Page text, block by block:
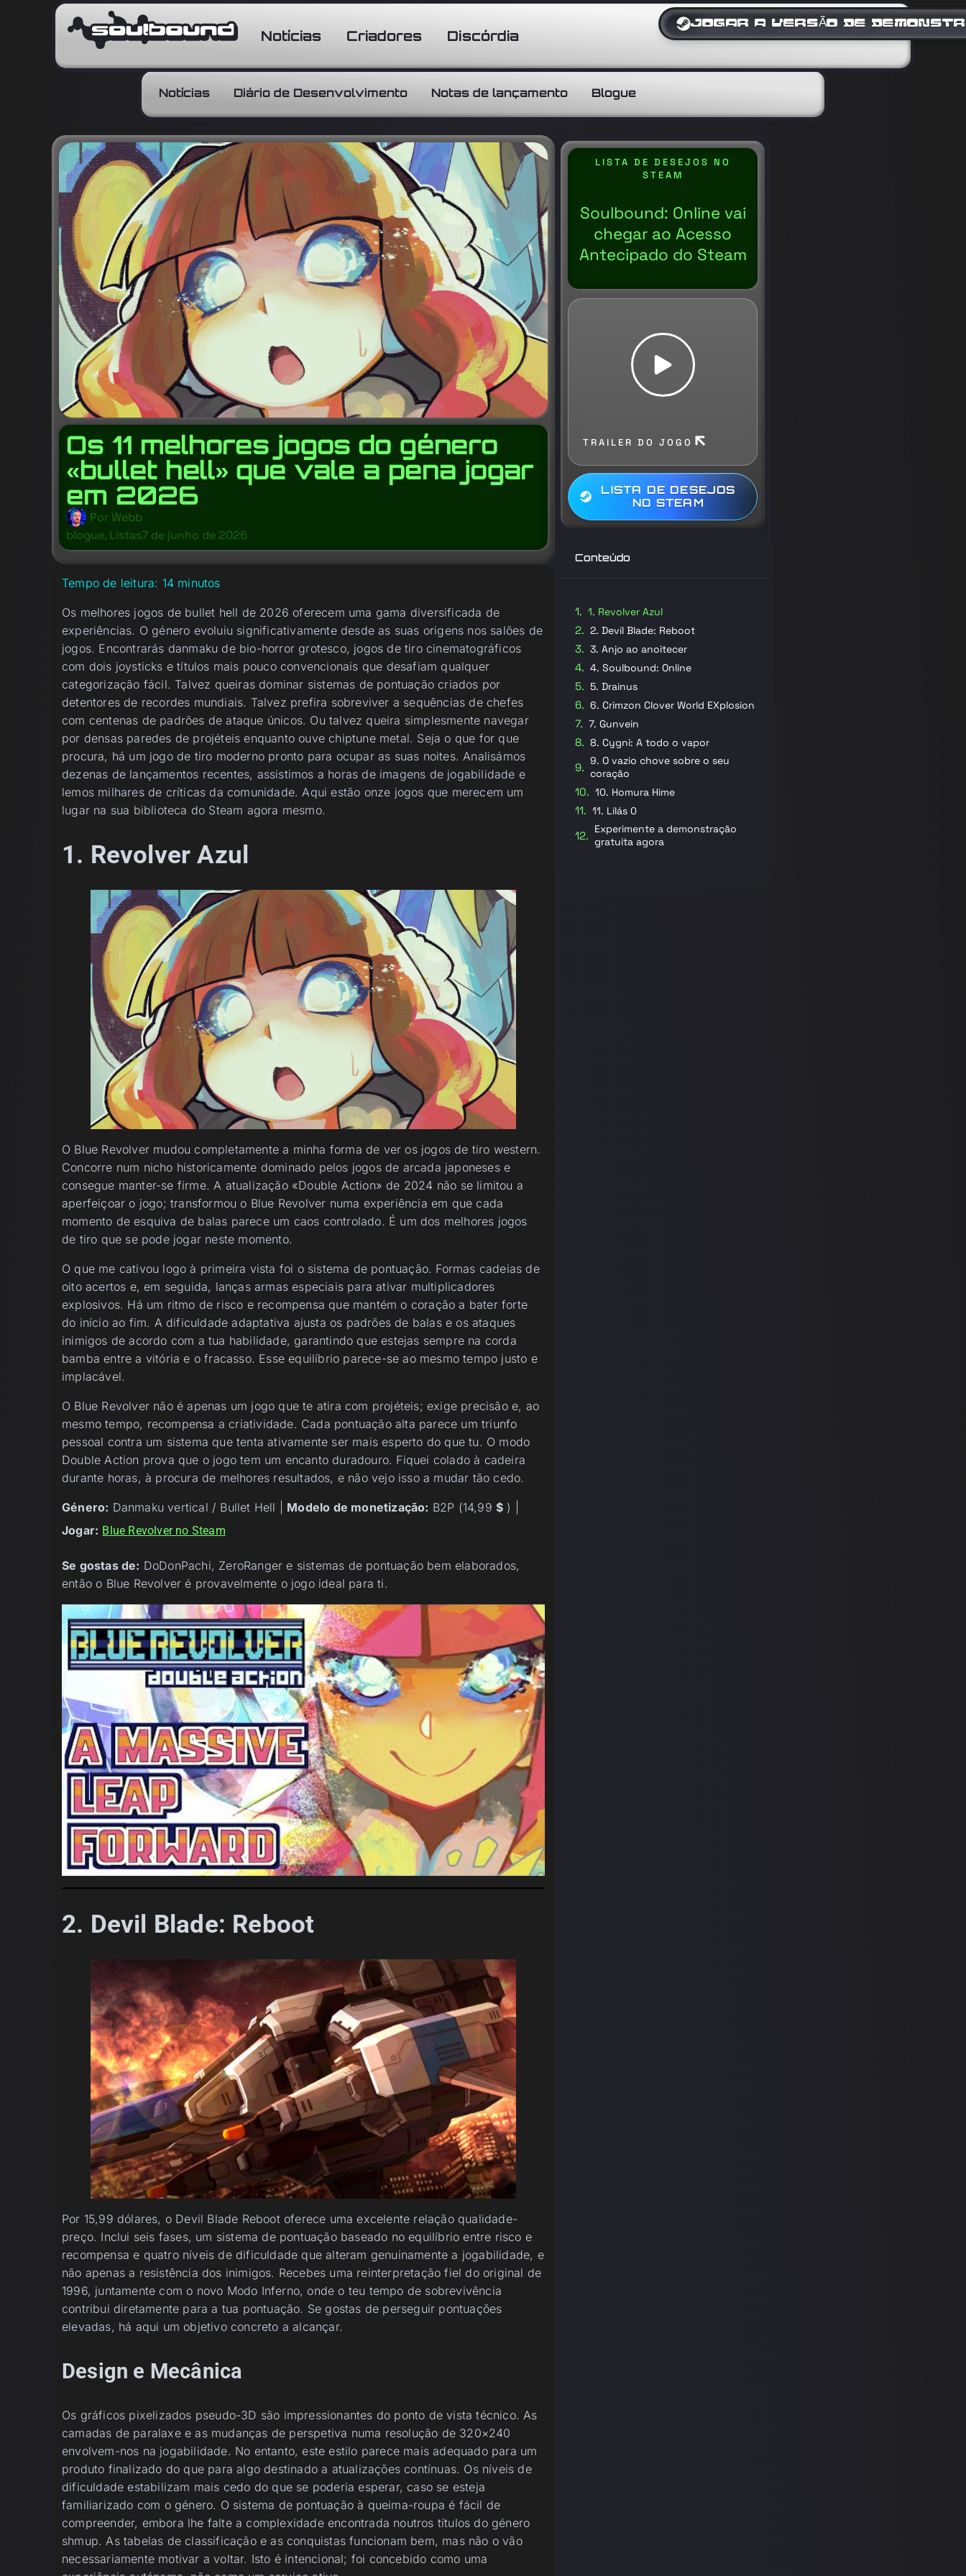
Notícias Criadores Discórdia
JOGAR A VERSÃO DE
Notícias Diário de Desenvolvimento Notas de lançamento Blogue
Os 11 melhores jogos do género
«bullet hell» que vale a pena jogar
em 2026
Por Webb
blogue, Listas7 de junho de 2026
Tempo de leitura: 14 minutos
Os melhores jogos de bullet hell de 2026 oferecem uma gama diversificada de
experiências. O género evoluiu significativamente desde as suas origens nos salões de
jogos. Encontrarás danmaku de bio-horror grotesco, jogos de tiro cinematográficos
com dois joysticks e títulos mais pouco convencionais que desafiam qualquer
categorização fácil. Talvez queiras dominar sistemas de pontuação criados por
detentores de recordes mundiais. Talvez prefira sobreviver a sequências de chefes
com centenas de padrões de ataque únicos. Ou talvez queira simplesmente navegar
por densas paredes de projéteis enquanto ouve chiptune metal. Seja o que for que
procura, há um jogo de tiro moderno pronto para ocupar as suas noites. Analisámos
dezenas de lançamentos recentes, assistimos a horas de imagens de jogabilidade e
lemos milhares de críticas da comunidade. Aqui estão onze jogos que merecem um
lugar na sua biblioteca do Steam agora mesmo.
1. Revolver Azul
O Blue Revolver mudou completamente a minha forma de ver os jogos de tiro western.
Concorre num nicho historicamente dominado pelos jogos de arcada japoneses e
consegue manter-se firme. A atualização «Double Action» de 2024 não se limitou a
aperfeiçoar o jogo; transformou o Blue Revolver numa experiência em que cada
momento de esquiva de balas parece um caos controlado. É um dos melhores jogos
de tiro que se pode jogar neste momento.
O que me cativou logo à primeira vista foi o sistema de pontuação. Formas cadeias de
oito acertos e, em seguida, lanças armas especiais para ativar multiplicadores
explosivos. Há um ritmo de risco e recompensa que mantém o coração a bater forte
do início ao fim. A dificuldade adaptativa ajusta os padrões de balas e os ataques
inimigos de acordo com a tua habilidade, garantindo que estejas sempre na corda
bamba entre a vitória e o fracasso. Esse equilíbrio parece-se ao mesmo tempo justo e
implacável.
O Blue Revolver não é apenas um jogo que te atira com projéteis; exige precisão e, ao
mesmo tempo, recompensa a criatividade. Cada pontuação alta parece um triunfo
pessoal contra um sistema que tenta ativamente ser mais esperto do que tu. O modo
Double Action prova que o jogo tem um encanto duradouro. Fiquei colado à cadeira
durante horas, à procura de melhores resultados, e não vejo isso a mudar tão cedo.
Género: Danmaku vertical / Bullet Hell | Modelo de monetização: B2P (14,99$ ) |
Jogar: Blue Revolver no Steam
Se gostas de: DoDonPachi, ZeroRanger e sistemas de pontuação bem elaborados,
então o Blue Revolver é provavelmente o jogo ideal para ti.
2. Devil Blade: Reboot
Por 15,99 dólares, o Devil Blade Reboot oferece uma excelente relação qualidade-
preço. Inclui seis fases, um sistema de pontuação baseado no equilíbrio entre risco e
recompensa e quatro níveis de dificuldade que alteram genuinamente a jogabilidade, e
não apenas a resistência dos inimigos. Recebes uma reinterpretação fiel do original de
1996, juntamente com o novo Modo Inferno, onde o teu tempo de sobrevivência
contribui diretamente para a tua pontuação. Se gostas de perseguir pontuações
elevadas, há aqui um objetivo concreto a alcançar.
Design e Mecânica
Os gráficos pixelizados pseudo-3D são impressionantes do ponto de vista técnico. As
camadas de paralaxe e as mudanças de perspetiva numa resolução de 320×240
envolvem-nos na jogabilidade. No entanto, este estilo parece mais adequado para um
produto finalizado do que para algo destinado a atualizações contínuas. Os níveis de
dificuldade estabilizam mais cedo do que se poderia esperar, caso se esteja
familiarizado com o género. O sistema de pontuação à queima-roupa é fácil de
compreender, embora lhe falte a complexidade encontrada noutros títulos do género
shmup. As tabelas de classificação e as conquistas funcionam bem, mas não o vão
necessariamente motivar a voltar. Isto é intencional; foi concebido como uma
LISTA DE DESEJOS NO
STEAM
Soulbound: Online vai
chegar ao Acesso
Antecipado do Steam
TRAILER DO JOGO
LISTA DE DESEJOS
NO STEAM
Conteúdo
1. Revolver Azul
2. Devil Blade: Reboot
3. Anjo ao anoitecer
4. Soulbound: Online
5. Drainus
6. Crimzon Clover World EXplosion
7. Gunvein
8. Cygni: A todo o vapor
9. O vazio chove sobre o seu
coração
10. Homura Hime
11. Lilás 0
Experimente a demonstração
gratuita agora